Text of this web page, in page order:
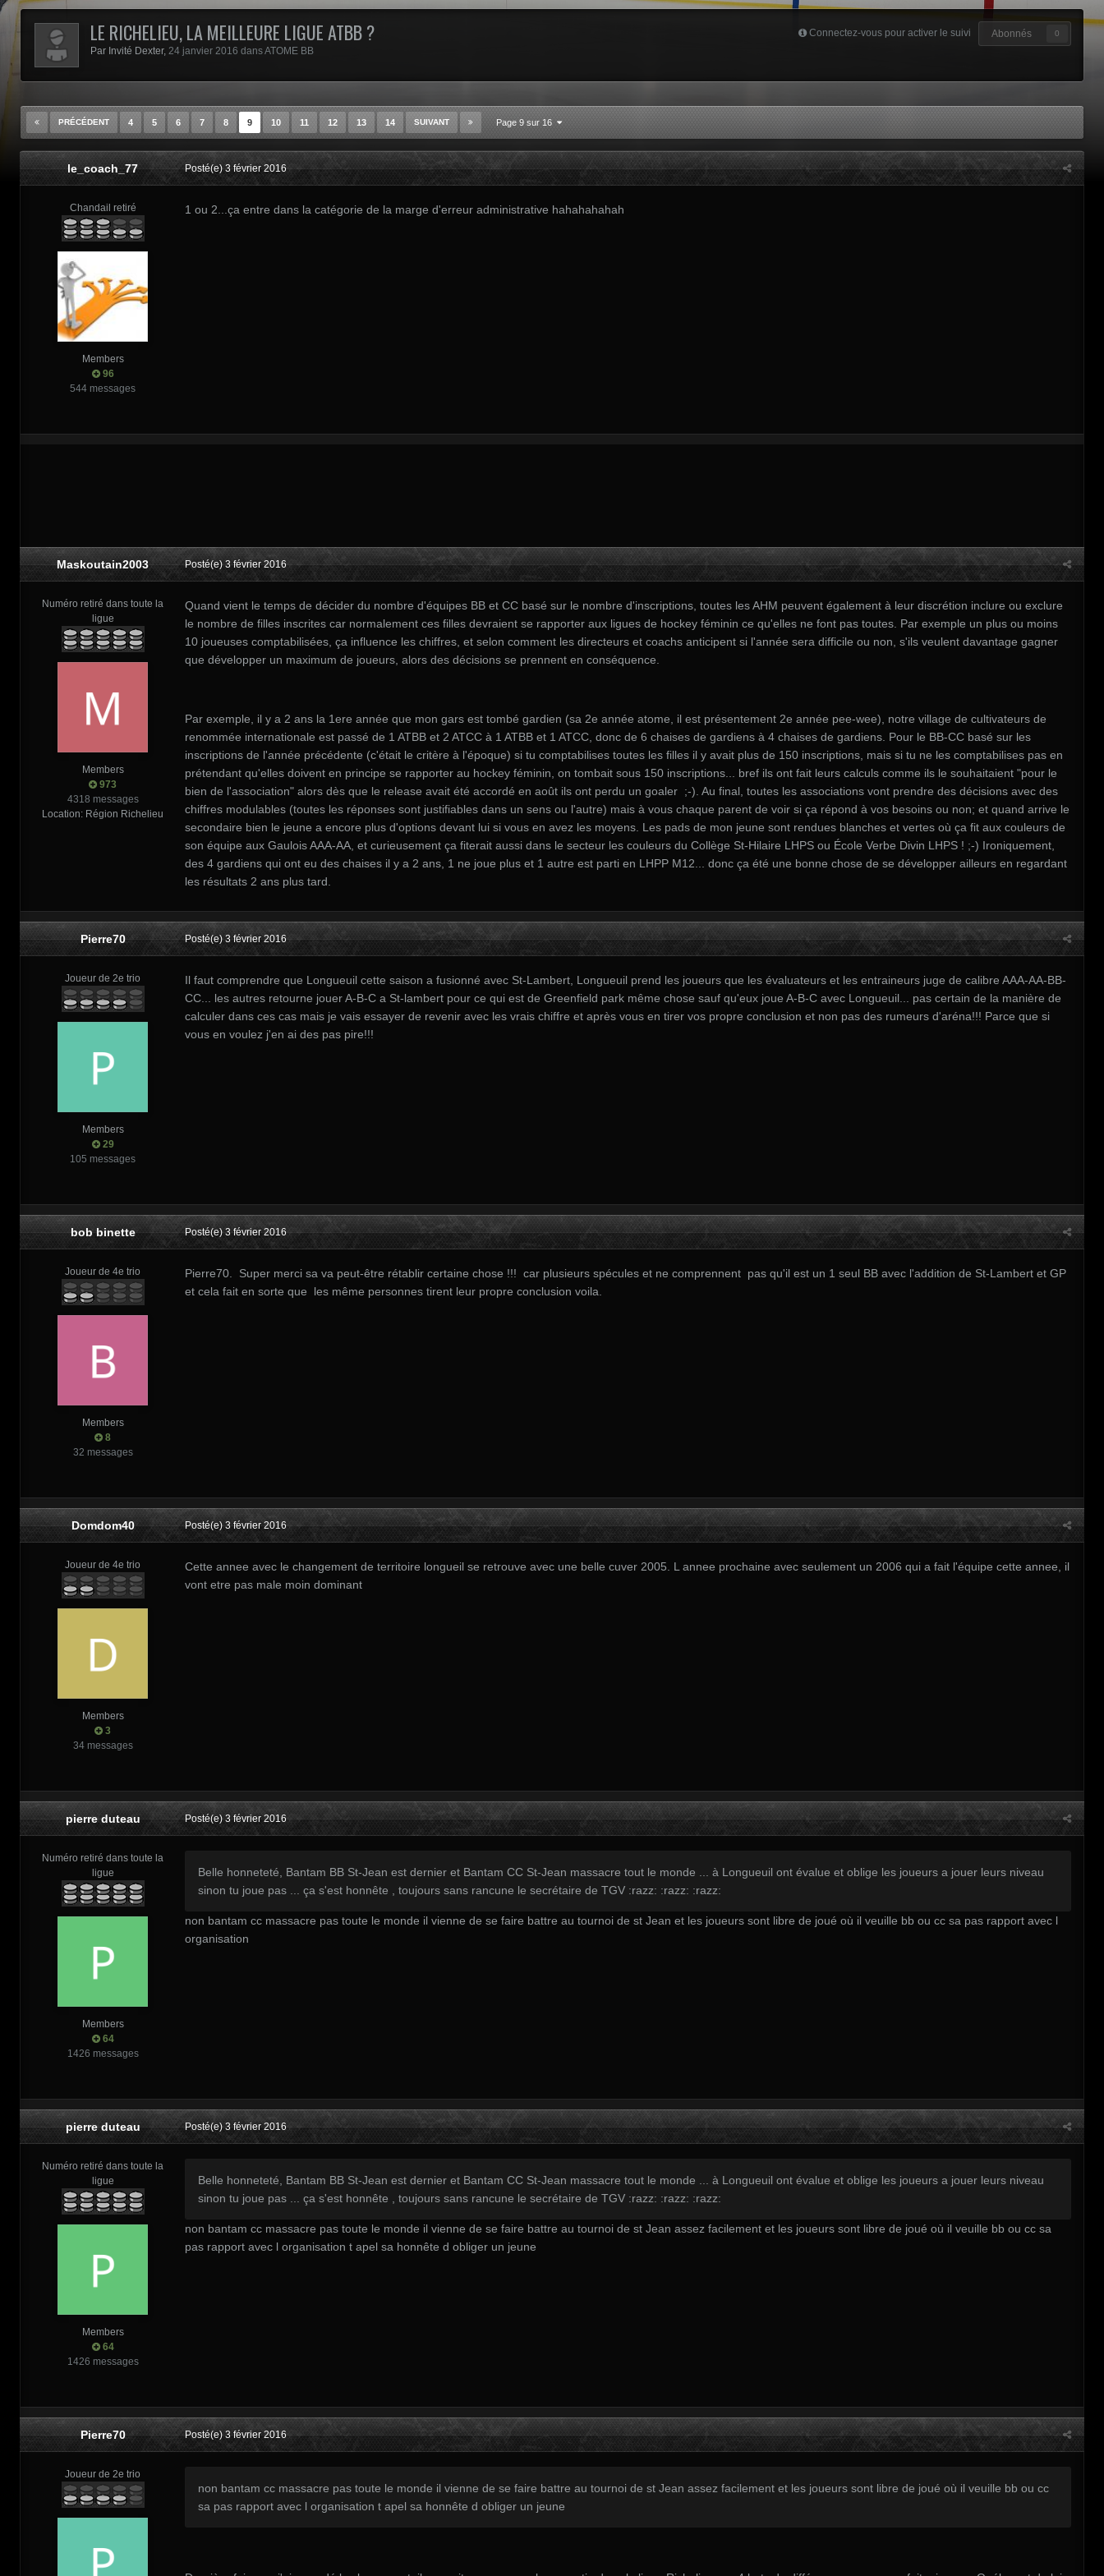
Connectez-vous pour activer le suivi Abonnés 0
LE RICHELIEU, LA MEILLEURE LIGUE ATBB ?
Par Invité Dexter, 24 janvier 2016 dansATOME BB
PRÉCÉDENT 4 5 6 7 8 9 10 11 12 13 14 SUIVANT Page 9 sur 16
le_coach_77
Chandail retiré
Members
96
544 messages
Posté(e)3 février 2016
1 ou 2...ça entre dans la catégorie de la marge d'erreur administrative hahahahahah
Maskoutain2003
Numéro retiré dans toute la
ligue
Members
973
4318 messages
Location: Région Richelieu
Posté(e)3 février 2016
Quand vient le temps de décider du nombre d'équipes BB et CC basé sur le nombre d'inscriptions, toutes les AHM peuvent également à leur discrétion inclure ou exclure
le nombre de filles inscrites car normalement ces filles devraient se rapporter aux ligues de hockey féminin ce qu'elles ne font pas toutes. Par exemple un plus ou moins
10 joueuses comptabilisées, ça influence les chiffres, et selon comment les directeurs et coachs anticipent si l'année sera difficile ou non, s'ils veulent davantage gagner
que développer un maximum de joueurs, alors des décisions se prennent en conséquence.
Par exemple, il y a 2 ans la 1ere année que mon gars est tombé gardien (sa 2e année atome, il est présentement 2e année pee-wee), notre village de cultivateurs de
renommée internationale est passé de 1 ATBB et 2 ATCC à 1 ATBB et 1 ATCC, donc de 6 chaises de gardiens à 4 chaises de gardiens. Pour le BB-CC basé sur les
inscriptions de l'année précédente (c'était le critère à l'époque) si tu comptabilises toutes les filles il y avait plus de 150 inscriptions, mais si tu ne les comptabilises pas en
prétendant qu'elles doivent en principe se rapporter au hockey féminin, on tombait sous 150 inscriptions... bref ils ont fait leurs calculs comme ils le souhaitaient "pour le
bien de l'association" alors dès que le release avait été accordé en août ils ont perdu un goaler ;-). Au final, toutes les associations vont prendre des décisions avec des
chiffres modulables (toutes les réponses sont justifiables dans un sens ou l'autre) mais à vous chaque parent de voir si ça répond à vos besoins ou non; et quand arrive le
secondaire bien le jeune a encore plus d'options devant lui si vous en avez les moyens. Les pads de mon jeune sont rendues blanches et vertes où ça fit aux couleurs de
son équipe aux Gaulois AAA-AA, et curieusement ça fiterait aussi dans le secteur les couleurs du Collège St-Hilaire LHPS ou École Verbe Divin LHPS ! ;-) Ironiquement,
des 4 gardiens qui ont eu des chaises il y a 2 ans, 1 ne joue plus et 1 autre est parti en LHPP M12... donc ça été une bonne chose de se développer ailleurs en regardant
les résultats 2 ans plus tard.
Pierre70
Joueur de 2e trio
Members
29
105 messages
Posté(e)3 février 2016
Il faut comprendre que Longueuil cette saison a fusionné avec St-Lambert, Longueuil prend les joueurs que les évaluateurs et les entraineurs juge de calibre AAA-AA-BB-
CC... les autres retourne jouer A-B-C a St-lambert pour ce qui est de Greenfield park même chose sauf qu'eux joue A-B-C avec Longueuil... pas certain de la manière de
calculer dans ces cas mais je vais essayer de revenir avec les vrais chiffre et après vous en tirer vos propre conclusion et non pas des rumeurs d'aréna!!! Parce que si
vous en voulez j'en ai des pas pire!!!
bob binette
Joueur de 4e trio
Members
8
32 messages
Posté(e)3 février 2016
Pierre70. Super merci sa va peut-être rétablir certaine chose !!! car plusieurs spécules et ne comprennent pas qu'il est un 1 seul BB avec l'addition de St-Lambert et GP
et cela fait en sorte que les même personnes tirent leur propre conclusion voila.
Domdom40
Joueur de 4e trio
Members
3
34 messages
Posté(e)3 février 2016
Cette annee avec le changement de territoire longueil se retrouve avec une belle cuver 2005. L annee prochaine avec seulement un 2006 qui a fait l'équipe cette annee, il
vont etre pas male moin dominant
pierre duteau
Numéro retiré dans toute la
ligue
Members
64
1426 messages
Posté(e)3 février 2016
Belle honneteté, Bantam BB St-Jean est dernier et Bantam CC St-Jean massacre tout le monde ... à Longueuil ont évalue et oblige les joueurs a jouer leurs niveau
sinon tu joue pas ... ça s'est honnête , toujours sans rancune le secrétaire de TGV :razz: :razz: :razz:
non bantam cc massacre pas toute le monde il vienne de se faire battre au tournoi de st Jean et les joueurs sont libre de joué où il veuille bb ou cc sa pas rapport avec l
organisation
pierre duteau
Numéro retiré dans toute la
ligue
Members
64
1426 messages
Posté(e)3 février 2016
Belle honneteté, Bantam BB St-Jean est dernier et Bantam CC St-Jean massacre tout le monde ... à Longueuil ont évalue et oblige les joueurs a jouer leurs niveau
sinon tu joue pas ... ça s'est honnête , toujours sans rancune le secrétaire de TGV :razz: :razz: :razz:
non bantam cc massacre pas toute le monde il vienne de se faire battre au tournoi de st Jean assez facilement et les joueurs sont libre de joué où il veuille bb ou cc sa
pas rapport avec l organisation t apel sa honnête d obliger un jeune
Pierre70
Joueur de 2e trio
Posté(e)3 février 2016
non bantam cc massacre pas toute le monde il vienne de se faire battre au tournoi de st Jean assez facilement et les joueurs sont libre de joué où il veuille bb ou cc
sa pas rapport avec l organisation t apel sa honnête d obliger un jeune